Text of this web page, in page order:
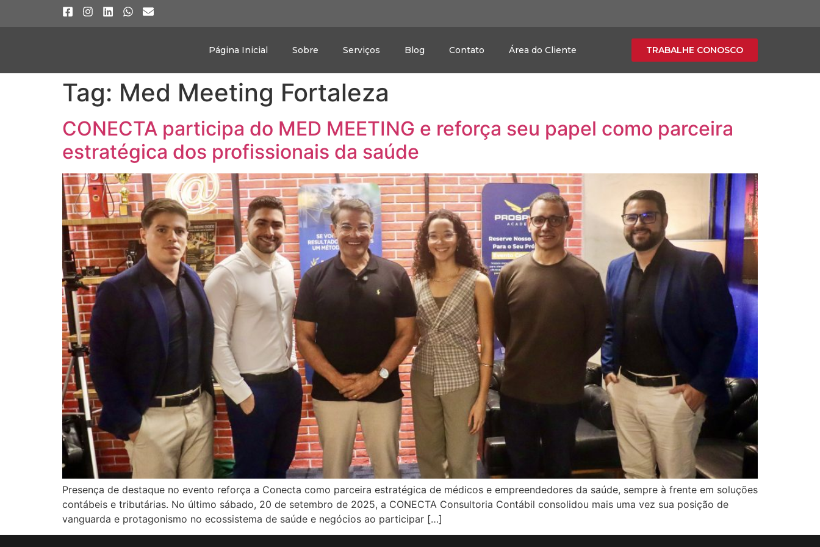
Página Inicial Sobre Serviços Blog Contato Área do Cliente TRABALHE CONOSCO
Tag: Med Meeting Fortaleza
CONECTA participa do MED MEETING e reforça seu papel como parceira
estratégica dos profissionais da saúde
Presença de destaque no evento reforça a Conecta como parceira estratégica de médicos e empreendedores da saúde, sempre à frente em soluções
contábeis e tributárias. No último sábado, 20 de setembro de 2025, a CONECTA Consultoria Contábil consolidou mais uma vez sua posição de
vanguarda e protagonismo no ecossistema de saúde e negócios ao participar […]